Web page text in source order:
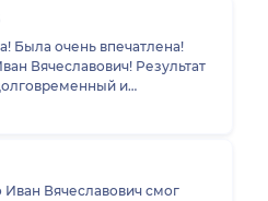
Была очень впечатлена!
Вячеславович! Результат
и
стабилизировалась
Иван Вячеславович смог